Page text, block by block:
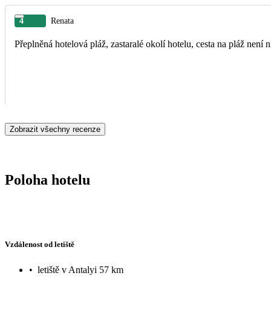
4 Renata
Přeplněná hotelová pláž, zastaralé okolí hotelu, cesta na
Zobrazit všechny recenze
Poloha hotelu
Vzdálenost od letiště
• letiště v Antalyi 57 km